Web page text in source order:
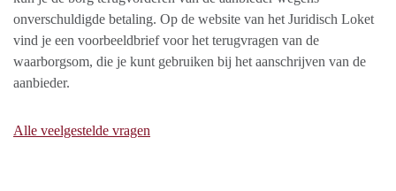
onverschuldigde betaling. Op de website van het Juridisch Loket
vind je een voorbeeldbrief voor het terugvragen van de
waarborgsom, die je kunt gebruiken bij het aanschrijven van de
aanbieder.
Alle veelgestelde vragen